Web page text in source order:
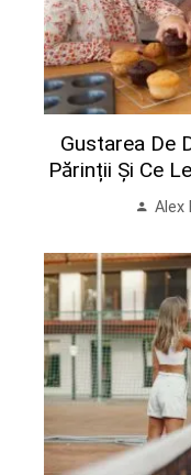
Gustarea De
Părinții Și Ce
Alex